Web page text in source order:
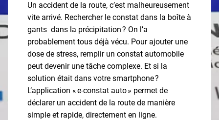
Un accident de la route, c’est malheureusement
vite arrivé. Rechercher le constat dans la boîte à
gants dans la précipitation ? On l’a
probablement tous déjà vécu. Pour ajouter une
dose de stress, remplir un constat automobile
peut devenir une tâche complexe. Et si la
solution était dans votre smartphone ?
L’application « e-constat auto » permet de
déclarer un accident de la route de manière
simple et rapide, directement en ligne.